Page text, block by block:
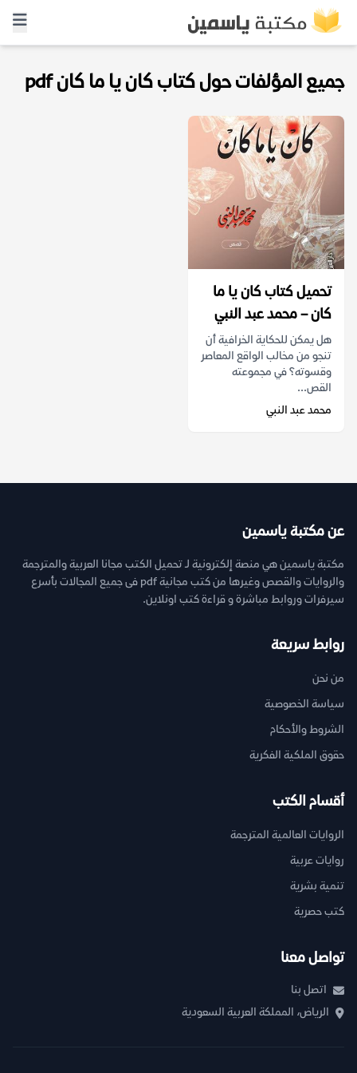
جميع المؤلفات حول كتاب كان يا ما كان pdf
تحميل كتاب كان يا ما
كان – محمد عبد النبي
هل يمكن للحكاية الخرافية أن
تنجو من مخالب الواقع المعاصر
وقسوته؟ في مجموعته
القص...
محمد عبد النبي
عن مكتبة ياسمين
مكتبة ياسمين هي منصة إلكترونية لـ تحميل الكتب مجانا العربية والمترجمة
والروايات والقصص وغيرها من كتب مجانية pdf فى جميع المجالات بأسرع
سيرفرات وروابط مباشرة و قراءة كتب اونلاين.
روابط سريعة
من نحن
سياسة الخصوصية
الشروط والأحكام
حقوق الملكية الفكرية
أقسام الكتب
الروايات العالمية المترجمة
روايات عربية
تنمية بشرية
كتب حصرية
تواصل معنا
اتصل بنا
الرياض، المملكة العربية السعودية